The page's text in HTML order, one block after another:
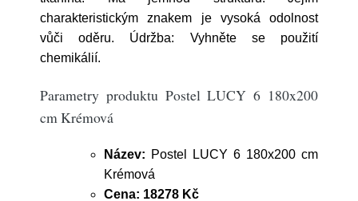
charakteristickým znakem je vysoká odolnost
vůči oděru. Údržba: Vyhněte se použití
chemikálií.
Parametry produktu Postel LUCY 6 180x200
cm Krémová
Název: Postel LUCY 6 180x200 cm
Krémová
Cena: 18278 Kč